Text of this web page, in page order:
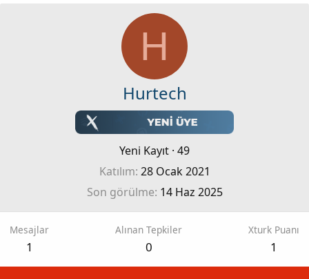
H
Hurtech
Yeni Kayıt · 49
Katılım 28 Ocak 2021
Son görülme 14 Haz 2025
Mesajlar
1
Alınan Tepkiler
0
Xturk Puanı
1